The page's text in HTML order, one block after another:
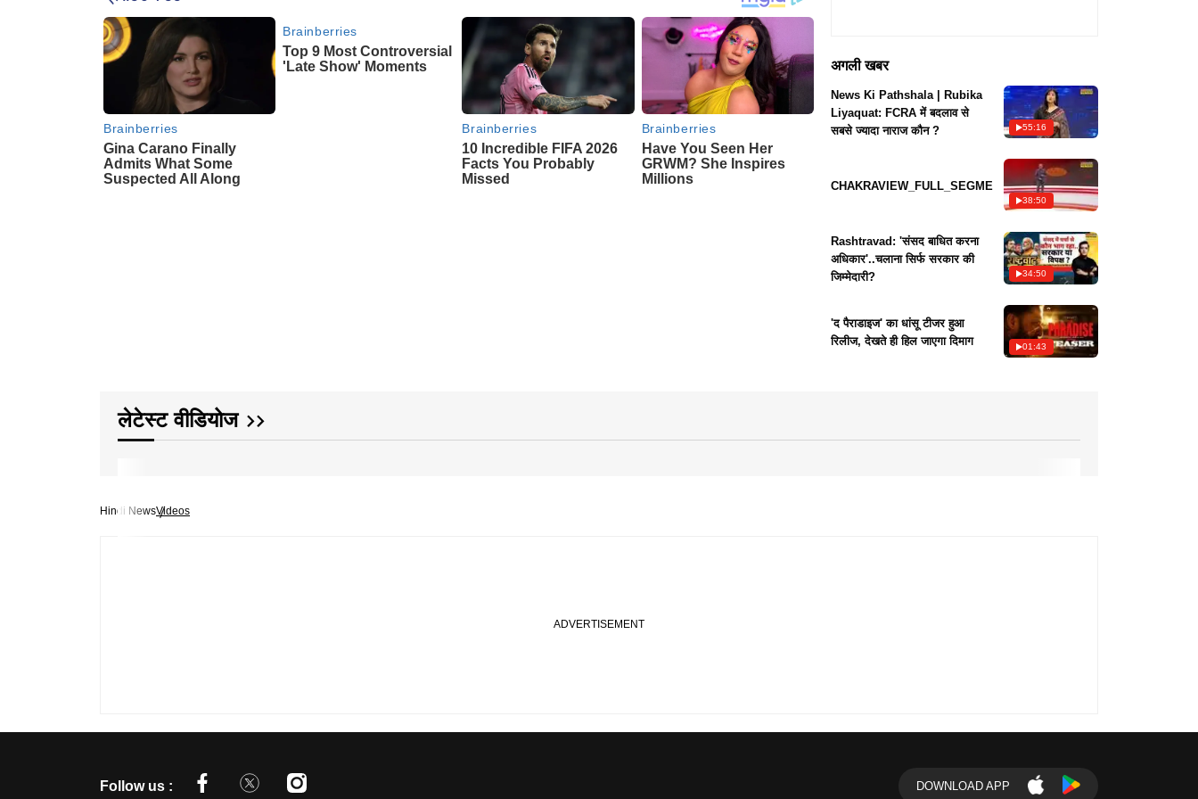
अगली खबर
News Ki Pathshala | Rubika
Liyaquat: FCRA में बदलाव से
सबसे ज्यादा नाराज कौन ?
55:16
CHAKRAVIEW_FULL_SEGMENT
38:50
Rashtravad: 'संसद बाधित करना
अधिकार'..चलाना सिर्फ सरकार की
जिम्मेदारी?
34:50
'द पैराडाइज' का धांसू टीजर हुआ
रिलीज, देखते ही हिल जाएगा दिमाग
01:43
लेटेस्ट वीडियोज
Hindi NewsVideos
Follow us : DOWNLOAD APP